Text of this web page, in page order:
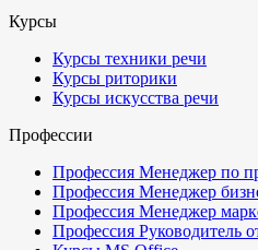
Курсы
Курсы техники речи
Курсы риторики
Курсы искусства речи
Профессии
Профессия Менеджер по
Профессия Менеджер
Профессия Менеджер
Профессия Руководитель